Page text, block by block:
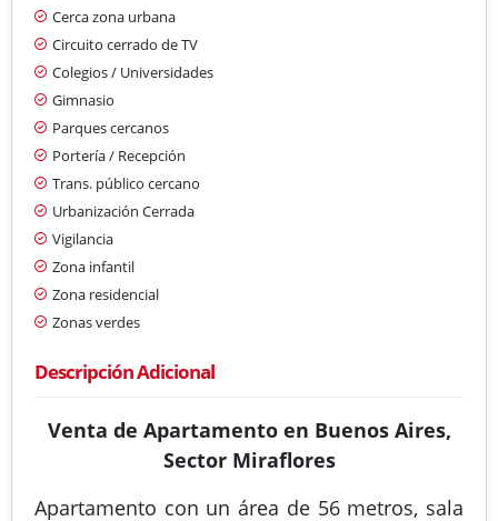
Cerca zona urbana
Circuito cerrado de TV
Colegios / Universidades
Gimnasio
Parques cercanos
Portería / Recepción
Trans. público cercano
Urbanización Cerrada
Vigilancia
Zona infantil
Zona residencial
Zonas verdes
Descripción Adicional
Venta de Apartamento en Buenos Aires,
Sector Miraflores
Apartamento con un área de 56 metros, sala